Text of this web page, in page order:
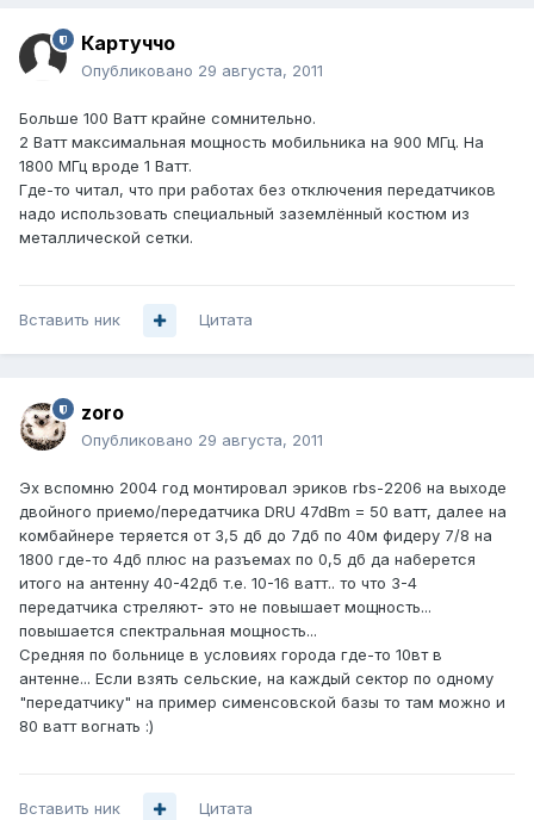
Картуччо
Опубликовано 29 августа, 2011
Больше 100 Ватт крайне сомнительно.
2 Ватт максимальная мощность мобильника на 900 МГц. На
1800 МГц вроде 1 Ватт.
Где-то читал, что при работах без отключения передатчиков
надо использовать специальный заземлённый костюм из
металлической сетки.
Вставить ник Цитата
zoro
Опубликовано 29 августа, 2011
Эх вспомню 2004 год монтировал эриков rbs-2206 на выходе
двойного приемо/передатчика DRU 47dBm = 50 ватт, далее на
комбайнере теряется от 3,5 дб до 7дб по 40м фидеру 7/8 на
1800 где-то 4дб плюс на разъемах по 0,5 дб да наберется
итого на антенну 40-42дб т.е. 10-16 ватт.. то что 3-4
передатчика стреляют- это не повышает мощность...
повышается спектральная мощность...
Средняя по больнице в условиях города где-то 10вт в
антенне... Если взять сельские, на каждый сектор по одному
"передатчику" на пример сименсовской базы то там можно и
80 ватт вогнать :)
Вставить ник Цитата